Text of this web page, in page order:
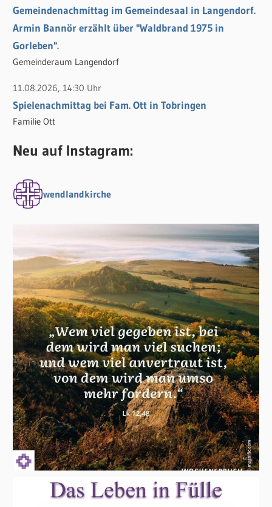
Gemeindenachmittag im Gemeindesaal in Langendorf.
Armin Bannör erzählt über "Waldbrand 1975 in
Gorleben".
Gemeinderaum Langendorf
11.08.2026, 14:30 Uhr
Spielenachmittag bei Fam. Ott in Tobringen
Familie Ott
Neu auf Instagram:
wendlandkirche